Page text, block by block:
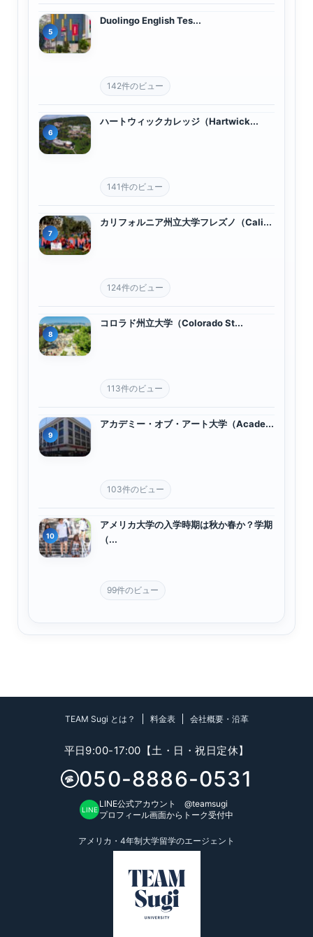
Duolingo English Tes...
142件のビュー
ハートウィックカレッジ（Hartwick...
141件のビュー
カリフォルニア州立大学フレズノ（Cali...
124件のビュー
コロラド州立大学（Colorado St...
113件のビュー
アカデミー・オブ・アート大学（Acade...
103件のビュー
アメリカ大学の入学時期は秋か春か？学期
（...
99件のビュー
TEAM Sugi とは？ 料金表 会社概要・沿革
平日9:00-17:00【土・日・祝日定休】
☎050-8886-0531
LINE
LINE公式アカウント @teamsugi
プロフィール画面からトーク受付中
アメリカ・4年制大学留学のエージェント